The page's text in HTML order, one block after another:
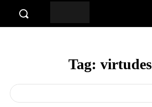
Tag: virtudes